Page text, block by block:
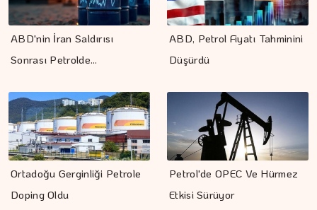
ABD'nin İran Saldırısı
Sonrası Petrolde…
ABD, Petrol Fiyatı Tahminini
Düşürdü
Ortadoğu Gerginliği Petrole
Doping Oldu
Petrol'de OPEC Ve Hürmez
Etkisi Sürüyor